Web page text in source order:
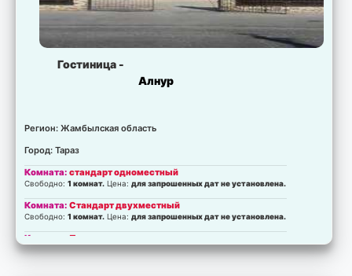
Гостиница -
Алнур
Регион: Жамбылская область
Город: Тараз
Комната:стандарт одноместный
Свободно:1 комнат. Цена:для запрошенных дат не установлена.
Комната:Стандарт двухместный
Свободно:1 комнат. Цена:для запрошенных дат не установлена.
Комната:Полулюкс